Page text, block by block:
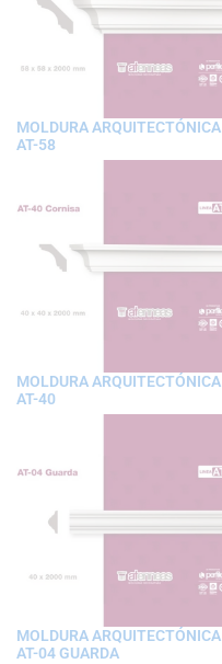
MOLDURA ARQUITECTÓNICA
AT-58
MOLDURA ARQUITECTÓNICA
AT-40
MOLDURA ARQUITECTÓNICA
AT-04 GUARDA